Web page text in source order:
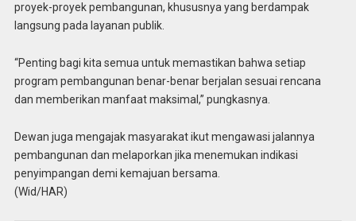
proyek-proyek pembangunan, khususnya yang berdampak
langsung pada layanan publik.
“Penting bagi kita semua untuk memastikan bahwa setiap
program pembangunan benar-benar berjalan sesuai rencana
dan memberikan manfaat maksimal,” pungkasnya.
Dewan juga mengajak masyarakat ikut mengawasi jalannya
pembangunan dan melaporkan jika menemukan indikasi
penyimpangan demi kemajuan bersama.
(Wid/HAR)